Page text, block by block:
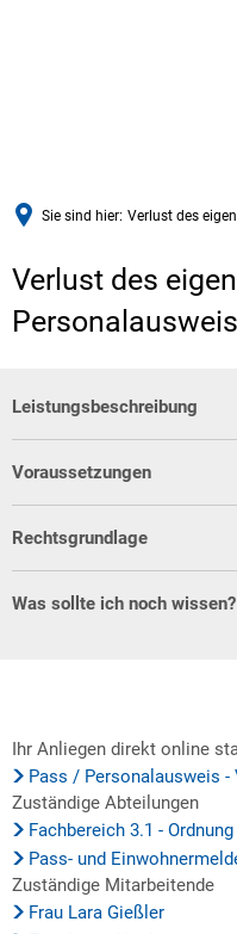
Sie sind hier: Verlust des
Verlust des
Leistungsbeschreibung
Voraussetzungen
Rechtsgrundlage
Was sollte ich noch wissen?
Ihr Anliegen direkt online
Pass / Personalausweis -
Zuständige Abteilungen
Fachbereich 3.1 -
Pass- und
Zuständige Mitarbeitende
Frau Lara Gießler